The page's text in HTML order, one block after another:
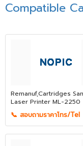
Compatible
Remanuf,Cartridges
Laser Printer ML-2250
📞 สอบถามราคาโทร/Tel